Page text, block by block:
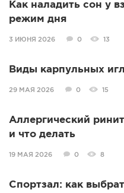
Как наладить сон у
режим дня
3 ИЮНЯ 2026 0 13
Виды карпульных
29 МАЯ 2026 0 15
Аллергический
и что делать
19 МАЯ 2026 0 8
Спортзал: как